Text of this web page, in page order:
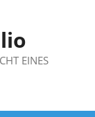
EINES